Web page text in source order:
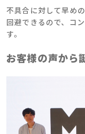
不具合に対して早め
回避できるので、コ
す。
お客様の声から